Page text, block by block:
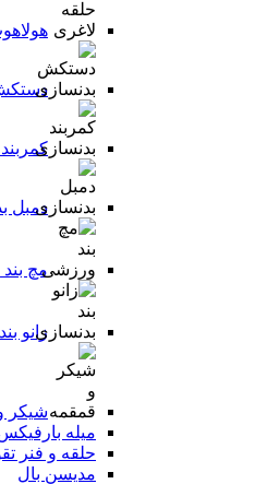
دمبل
مچ
زانو
شیکر
میله
حلقه و فنر
مدیسن بال